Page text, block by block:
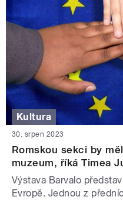
Kultura
30. srpen 2023
Romskou sekci by
muzeum, říká Timea
Výstava Barvalo
Evropě. Jednou z